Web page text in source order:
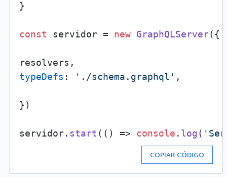
}
const servidor = new GraphQLServer({
typeDefs : './schema.graphql' ,
})
servidor. start ( () => console . log(
COPIAR CÓDIGO